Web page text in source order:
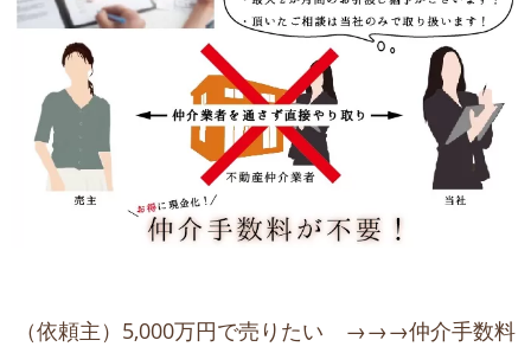
（依頼主）5,000万円で売りたい →→→仲介手数料